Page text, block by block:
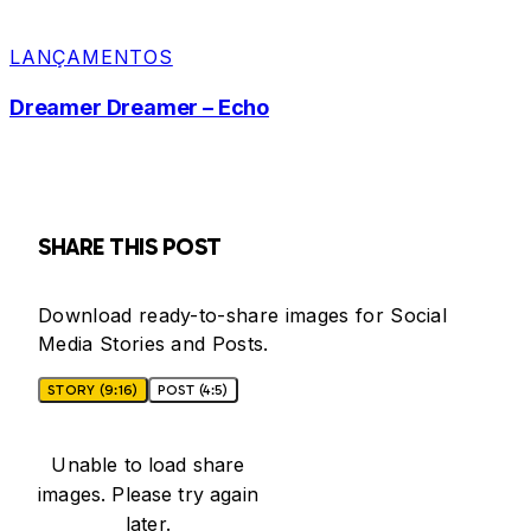
LANÇAMENTOS
Dreamer Dreamer – Echo
SHARE THIS POST
Download ready-to-share images for Social
Media Stories and Posts.
STORY (9:16) POST (4:5)
Unable to load share
images. Please try again
later.